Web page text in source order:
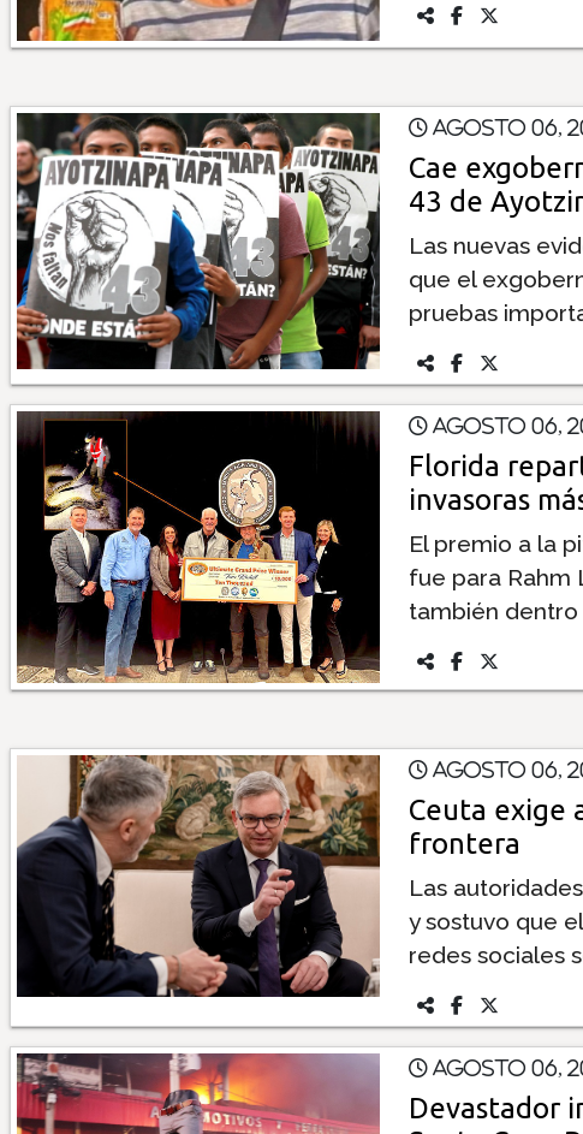
Agosto 06,
Cae
43 de
Las nuevas
que el
pruebas
Agosto 06,
Florida
invasoras
El premio a la
fue para Rahm
también dentro
Agosto 06,
Ceuta exige
frontera
Las
y sostuvo que
redes sociales
Agosto 06,
Devastador